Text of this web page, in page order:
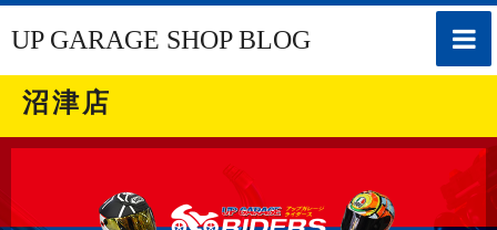
toggle
UP GARAGE SHOP BLOG
沼津店